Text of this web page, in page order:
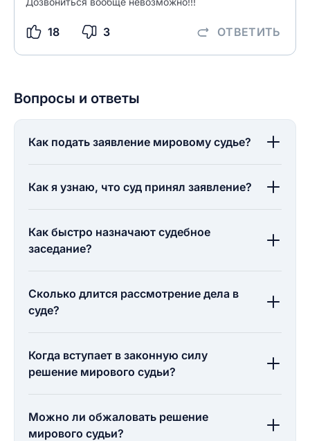
18 3 ОТВЕТИТЬ
Вопросы и ответы
Как подать заявление мировому судье?
Как я узнаю, что суд принял заявление?
Как быстро назначают судебное
заседание?
Сколько длится рассмотрение дела в
суде?
Когда вступает в законную силу
решение мирового судьи?
Можно ли обжаловать решение
мирового судьи?